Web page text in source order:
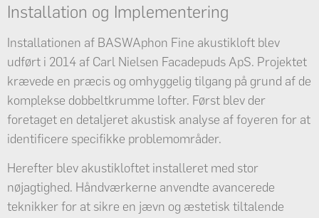
Installation og Implementering
Installationen af BASWAphon Fine akustikloft blev
udført i 2014 af Carl Nielsen Facadepuds ApS. Projektet
krævede en præcis og omhyggelig tilgang på grund af de
komplekse dobbeltkrumme lofter. Først blev der
foretaget en detaljeret akustisk analyse af foyeren for at
identificere specifikke problemområder.
Herefter blev akustikloftet installeret med stor
nøjagtighed. Håndværkerne anvendte avancerede
teknikker for at sikre en jævn og æstetisk tiltalende